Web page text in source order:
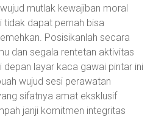
mutlak kewajiban moral
tidak dapat pernah bisa
Posisikanlah secara
dan segala rentetan aktivitas
layar kaca gawai pintar ini
wujud sesi perawatan
sifatnya amat eksklusif
janji komitmen integritas